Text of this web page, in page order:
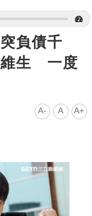
負債千
維生 一度
A- A A+